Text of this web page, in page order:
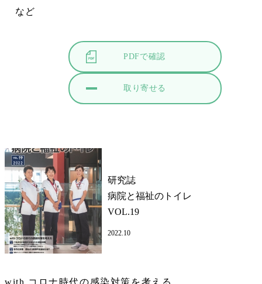
など
PDFで確認
取り寄せる
研究誌
病院と福祉のトイレ
VOL.19
2022.10
with コロナ時代の感染対策を考える